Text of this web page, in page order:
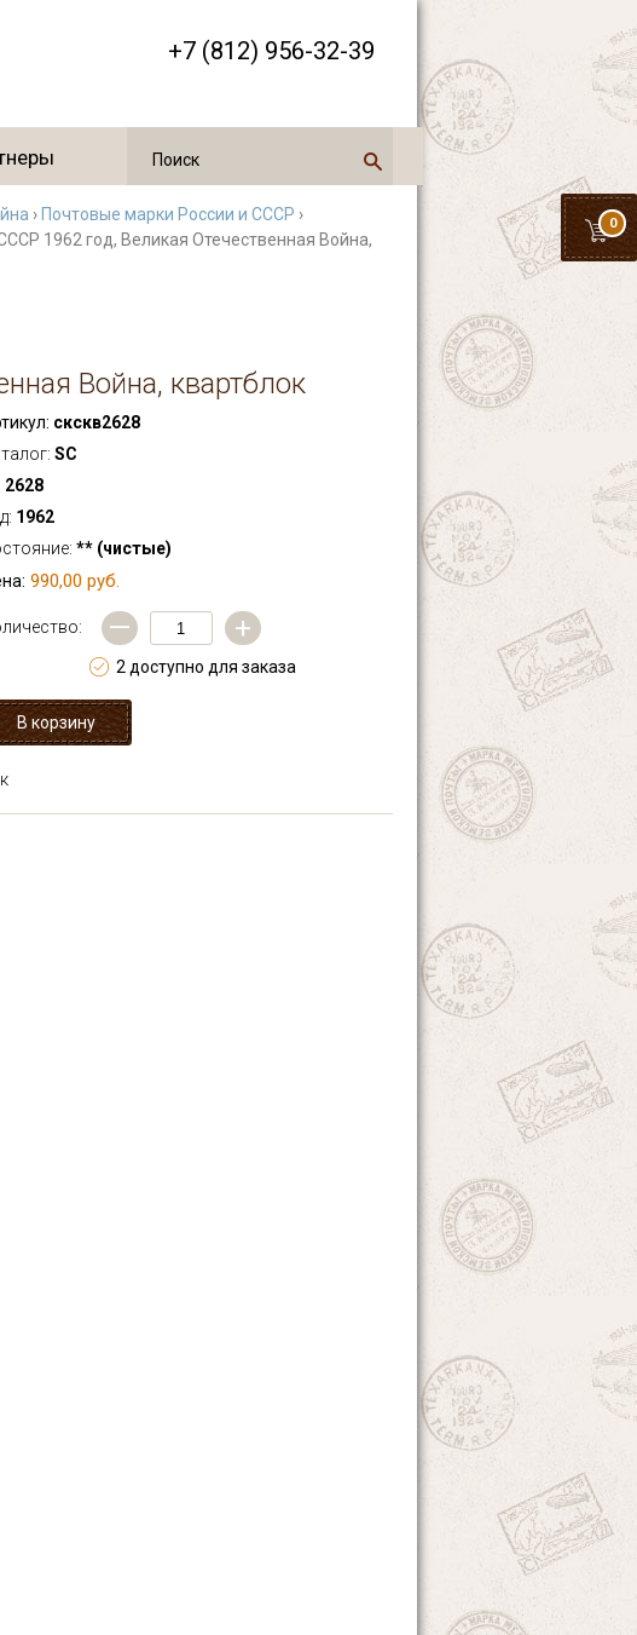
+7 (812) 956-32-39
0
› Почтовые марки России и СССР ›
СССР 1962 год, Великая Отечественная Война,
Война, квартблок
скскв2628
SC
2628
1962
** (чистые)
990,00 руб.
— +
2 доступно для заказа